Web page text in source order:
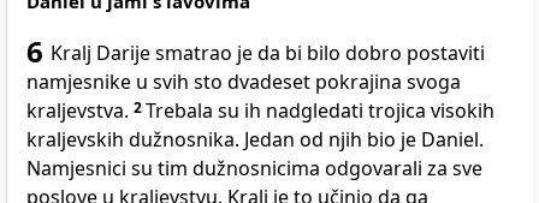
6 Kralj Darije smatrao je da bi bilo dobro postaviti
namjesnike u svih sto dvadeset pokrajina svoga
kraljevstva. 2Trebala su ih nadgledati trojica visokih
kraljevskih dužnosnika. Jedan od njih bio je Daniel.
Namjesnici su tim dužnosnicima odgovarali za sve
poslove u kraljevstvu. Kralj je to učinio da ga